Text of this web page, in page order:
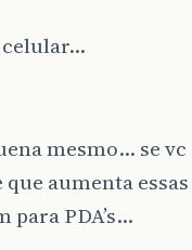
celular…
mesmo… se vc
aumenta essas
para PDA’s…